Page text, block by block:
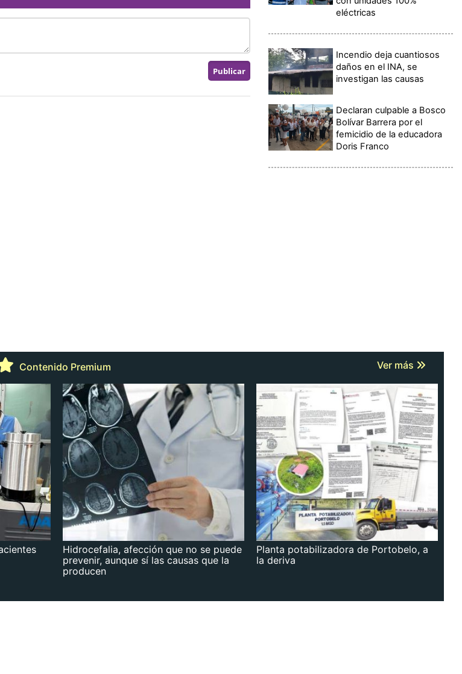
eléctricas
Incendio deja cuantiosos
daños en el INA, se
investigan las causas
Declaran culpable a Bosco
Bolívar Barrera por el
femicidio de la educadora
Doris Franco
Contenido Premium Ver más
Hidrocefalia, afección que no se puede
prevenir, aunque sí las causas que la
producen
Planta potabilizadora de Portobelo, a
la deriva